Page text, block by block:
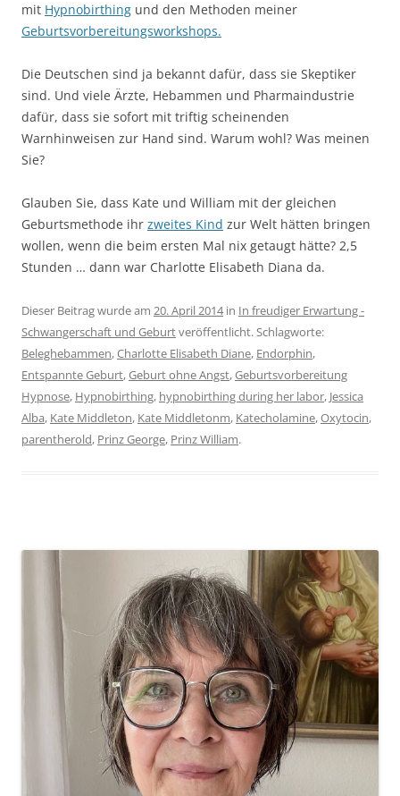
mit Hypnobirthing und den Methoden meiner
Geburtsvorbereitungsworkshops.
Die Deutschen sind ja bekannt dafür, dass sie Skeptiker
sind. Und viele Ärzte, Hebammen und Pharmaindustrie
dafür, dass sie sofort mit triftig scheinenden
Warnhinweisen zur Hand sind. Warum wohl? Was meinen
Sie?
Glauben Sie, dass Kate und William mit der gleichen
Geburtsmethode ihr zweites Kind zur Welt hätten bringen
wollen, wenn die beim ersten Mal nix getaugt hätte? 2,5
Stunden … dann war Charlotte Elisabeth Diana da.
Dieser Beitrag wurde am 20. April 2014in In freudiger Erwartung -
Schwangerschaft und Geburtveröffentlicht. Schlagworte:
Beleghebammen,Charlotte Elisabeth Diane, Endorphin,
Entspannte Geburt,Geburt ohne Angst,Geburtsvorbereitung
Hypnose, Hypnobirthing, hypnobirthing during her labor, Jessica
Alba, Kate Middleton, Kate Middletonm, Katecholamine,Oxytocin,
parentherold, Prinz George, Prinz William.